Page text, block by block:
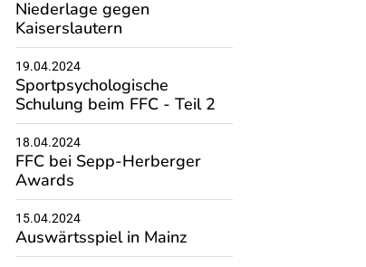
Niederlage gegen
Kaiserslautern
19.04.2024
Sportpsychologische
Schulung beim FFC - Teil 2
18.04.2024
FFC bei Sepp-Herberger
Awards
15.04.2024
Auswärtsspiel in Mainz